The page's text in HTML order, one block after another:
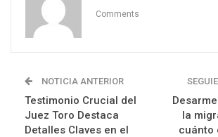
Comments
NOTICIA ANTERIOR
Testimonio Crucial del
Juez Toro Destaca
Detalles Claves en el
la
cuánto